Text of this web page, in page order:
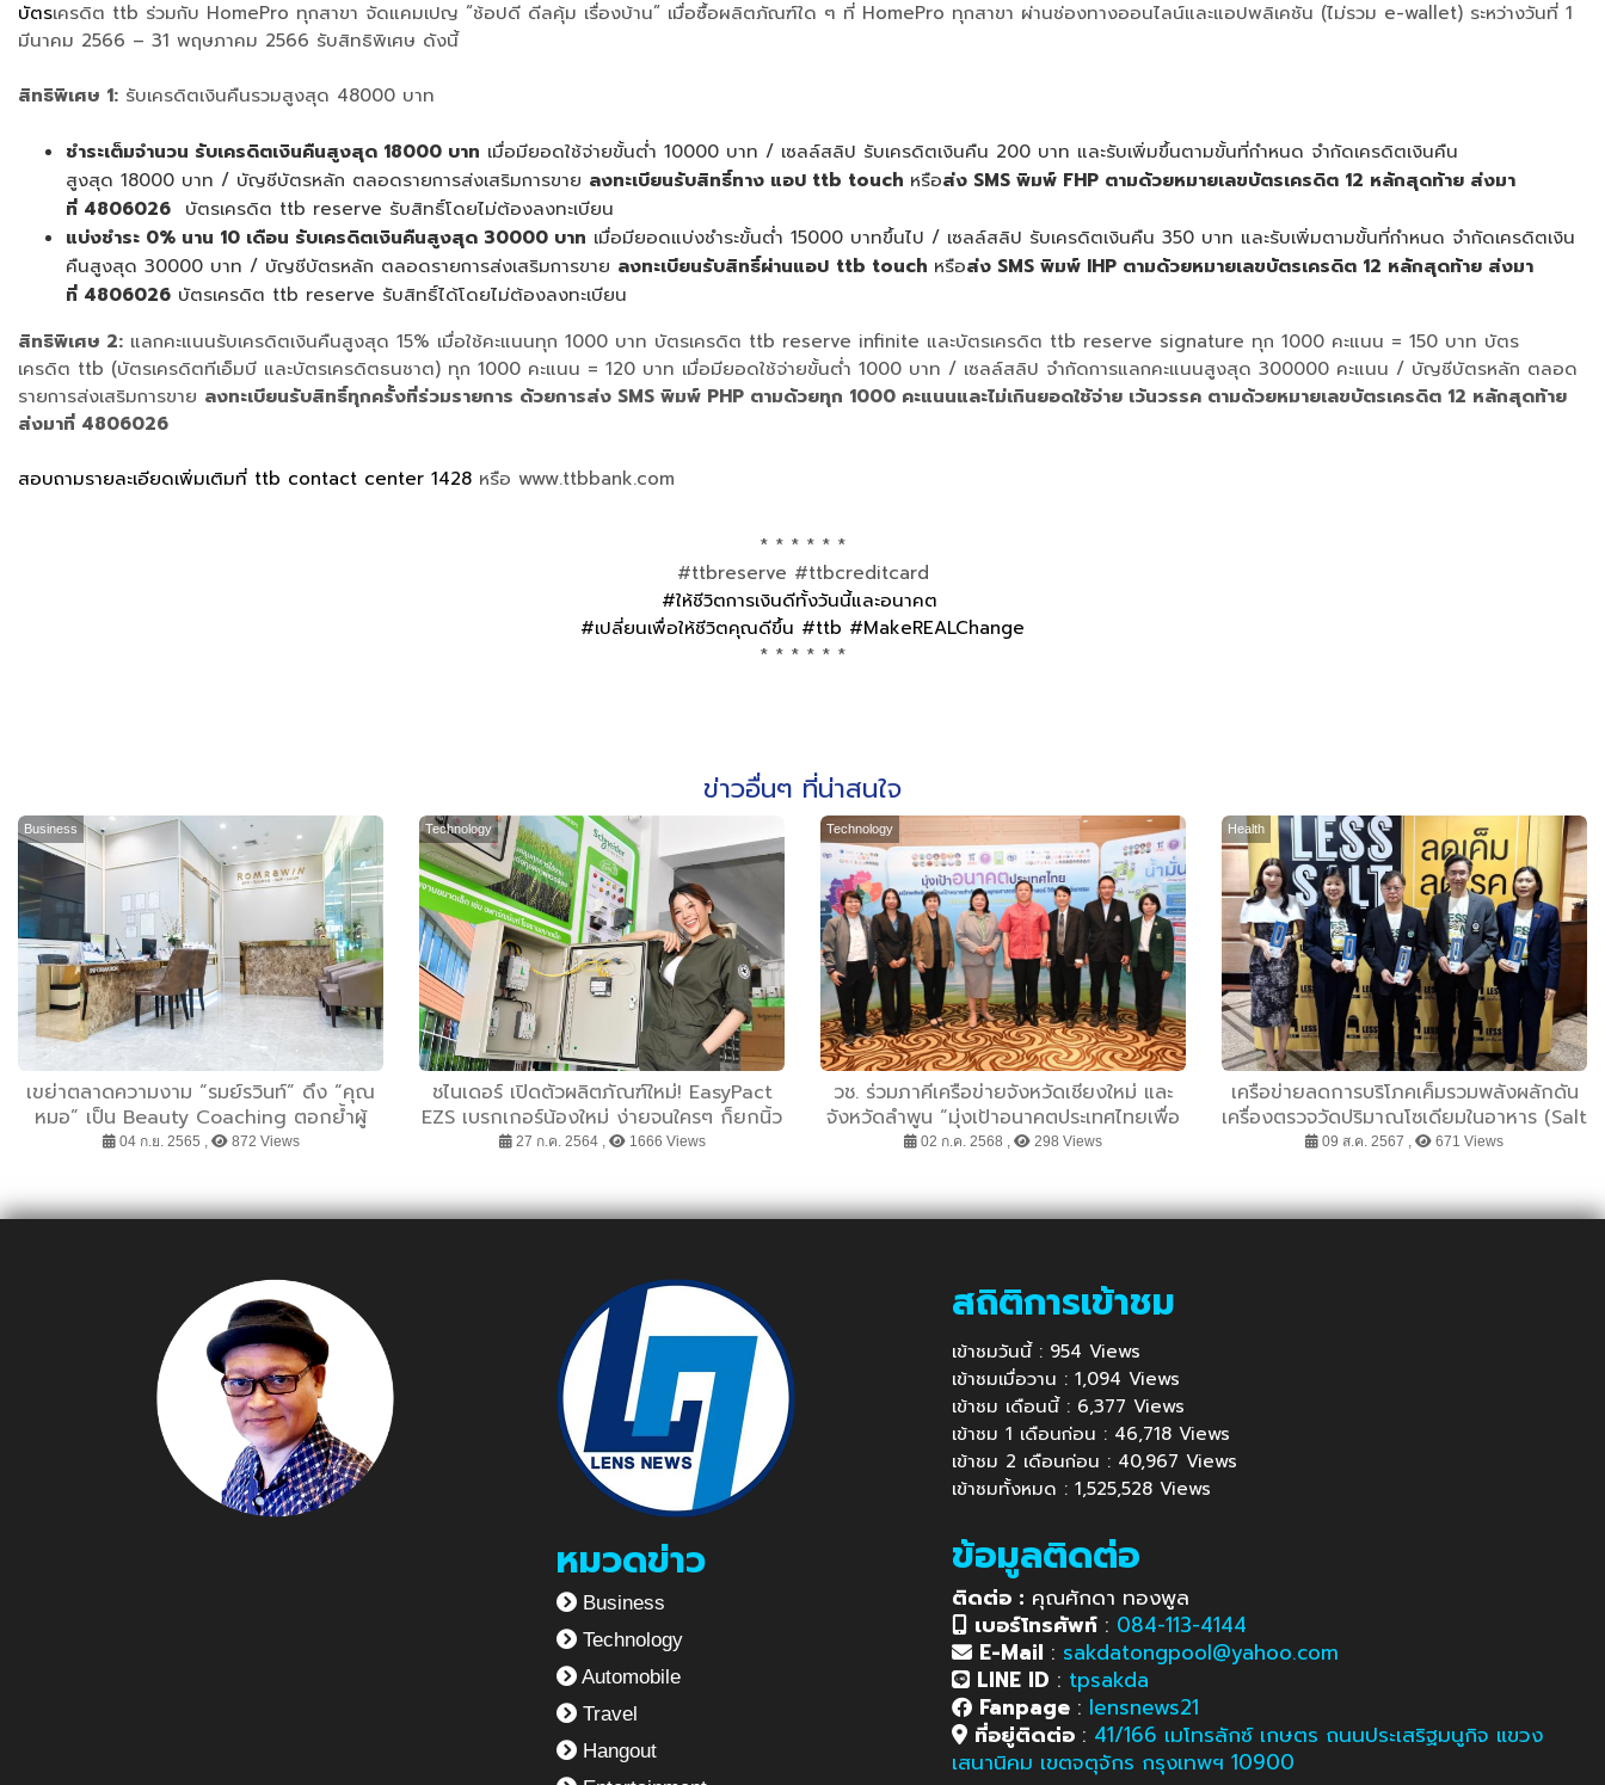
บัตรเครดิต ttb ร่วมกับ HomePro ทุกสาขา จัดแคมเปญ “ช้อปดี ดีลคุ้ม เรื่องบ้าน” เมื่อซื้อผลิตภัณฑ์ใด ๆ ที่ HomePro ทุกสาขา ผ่านช่องทางออนไลน์และแอปพลิเคชัน (ไม่รวม e-wallet) ระหว่างวันที่ 1
มีนาคม 2566 – 31 พฤษภาคม 2566 รับสิทธิพิเศษ ดังนี้
สิทธิพิเศษ 1: รับเครดิตเงินคืนรวมสูงสุด 48000 บาท
ชำระเต็มจำนวน รับเครดิตเงินคืนสูงสุด 18000 บาท เมื่อมียอดใช้จ่ายขั้นต่ำ 10000 บาท / เซลล์สลิป รับเครดิตเงินคืน 200 บาท และรับเพิ่มขึ้นตามขั้นที่กำหนด จำกัดเครดิตเงินคืน
สูงสุด 18000 บาท / บัญชีบัตรหลัก ตลอดรายการส่งเสริมการขาย ลงทะเบียนรับสิทธิ์ทาง แอป ttb touch หรือส่ง SMS พิมพ์ FHP ตามด้วยหมายเลขบัตรเครดิต 12 หลักสุดท้าย ส่งมา
ที่ 4806026 บัตรเครดิต ttb reserve รับสิทธิ์โดยไม่ต้องลงทะเบียน
แบ่งชำระ 0% นาน 10 เดือน รับเครดิตเงินคืนสูงสุด 30000 บาท เมื่อมียอดแบ่งชำระขั้นต่ำ 15000 บาทขึ้นไป / เซลล์สลิป รับเครดิตเงินคืน 350 บาท และรับเพิ่มตามขั้นที่กำหนด จำกัดเครดิตเงิน
คืนสูงสุด 30000 บาท / บัญชีบัตรหลัก ตลอดรายการส่งเสริมการขาย ลงทะเบียนรับสิทธิ์ผ่านแอป ttb touch หรือส่ง SMS พิมพ์ IHP ตามด้วยหมายเลขบัตรเครดิต 12 หลักสุดท้าย ส่งมา
ที่ 4806026 บัตรเครดิต ttb reserve รับสิทธิ์ได้โดยไม่ต้องลงทะเบียน
สิทธิพิเศษ 2: แลกคะแนนรับเครดิตเงินคืนสูงสุด 15% เมื่อใช้คะแนนทุก 1000 บาท บัตรเครดิต ttb reserve infinite และบัตรเครดิต ttb reserve signature ทุก 1000 คะแนน = 150 บาท บัตร
เครดิต ttb (บัตรเครดิตทีเอ็มบี และบัตรเครดิตธนชาต) ทุก 1000 คะแนน = 120 บาท เมื่อมียอดใช้จ่ายขั้นต่ำ 1000 บาท / เซลล์สลิป จำกัดการแลกคะแนนสูงสุด 300000 คะแนน / บัญชีบัตรหลัก ตลอด
รายการส่งเสริมการขาย ลงทะเบียนรับสิทธิ์ทุกครั้งที่ร่วมรายการ ด้วยการส่ง SMS พิมพ์ PHP ตามด้วยทุก 1000 คะแนนและไม่เกินยอดใช้จ่าย เว้นวรรค ตามด้วยหมายเลขบัตรเครดิต 12 หลักสุดท้าย
ส่งมาที่ 4806026
สอบถามรายละเอียดเพิ่มเติมที่ ttb contact center 1428 หรือ www.ttbbank.com
* * * * * *
#ttbreserve #ttbcreditcard
#ให้ชีวิตการเงินดีทั้งวันนี้และอนาคต
#เปลี่ยนเพื่อให้ชีวิตคุณดีขึ้น #ttb #MakeREALChange
* * * * * *
ข่าวอื่นๆ ที่น่าสนใจ
Business
เขย่าตลาดความงาม “รมย์รวินท์” ดึง “คุณ
หมอ” เป็น Beauty Coaching ตอกย้ำผู้
หญิงทุกคนสวยได้ในแบบของตัวเอง
04 ก.ย. 2565 , 872 Views
Technology
ชไนเดอร์ เปิดตัวผลิตภัณฑ์ใหม่! EasyPact
EZS เบรกเกอร์น้องใหม่ ง่ายจนใครๆ ก็ยกนิ้ว
ให้ ชูโรงง่ายๆ ด้วยแบบ 3 โพล 3 เฟรม 3
27 ก.ค. 2564 , 1666 Views
Technology
วช. ร่วมภาคีเครือข่ายจังหวัดเชียงใหม่ และ
จังหวัดลำพูน “มุ่งเป้าอนาคตประเทศไทยเพื่อ
อากาศสะอาด น้ำมั่นคง” ด้วยวิจัยและ
02 ก.ค. 2568 , 298 Views
Health
เครือข่ายลดการบริโภคเค็มรวมพลังผลักดัน
เครื่องตรวจวัดปริมาณโซเดียมในอาหาร (Salt
Meter) ทั่วประเทศ
09 ส.ค. 2567 , 671 Views
หมวดข่าว
Business
Technology
Automobile
Travel
Hangout
สถิติการเข้าชม
เข้าชมวันนี้ : 954 Views
เข้าชมเมื่อวาน : 1,094 Views
เข้าชม เดือนนี้ : 6,377 Views
เข้าชม 1 เดือนก่อน : 46,718 Views
เข้าชม 2 เดือนก่อน : 40,967 Views
เข้าชมทั้งหมด : 1,525,528 Views
ข้อมูลติดต่อ
ติดต่อ : คุณศักดา ทองพูล
เบอร์โทรศัพท์ : 084-113-4144
E-Mail : sakdatongpool@yahoo.com
LINE ID : tpsakda
Fanpage : lensnews21
ที่อยู่ติดต่อ : 41/166 เมโทรลักซ์ เกษตร ถนนประเสริฐมนูกิจ แขวง
เสนานิคม เขตจตุจักร กรุงเทพฯ 10900